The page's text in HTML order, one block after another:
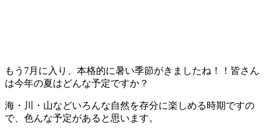
もう7月に入り、本格的に暑い季節がきましたね！！皆さん
は今年の夏はどんな予定ですか？
海・川・山などいろんな自然を存分に楽しめる時期ですの
で、色んな予定があると思います。